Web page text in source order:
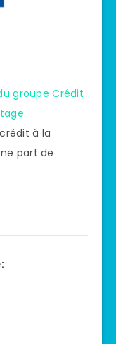
groupe Crédit
à la
part de